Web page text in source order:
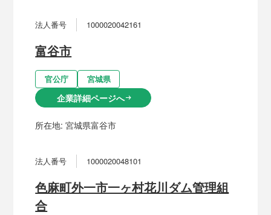
法人番号 1000020042161
富谷市
官公庁 宮城県
企業詳細ページへarrow_right_alt
所在地:宮城県富谷市
法人番号 1000020048101
色麻町外一市一ヶ村花川ダム管理組
合